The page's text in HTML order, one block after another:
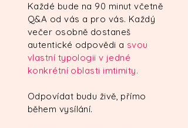
Každé bude na 90 minut včetně
Q&A od vás a pro vás. Každý
večer osobně dostaneš
autentické odpovědi a svou
vlastní typologii v jedné
konkrétní oblasti imtimity.
Odpovídat budu živě, přímo
během vysílání.